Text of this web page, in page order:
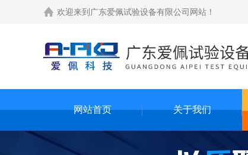
欢迎来到 广东爱佩试验设备有限公司网站 ！
网站首页 关于我们